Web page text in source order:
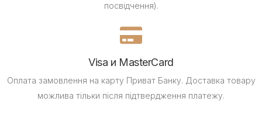
посвідчення).
Visa и MasterCard
Оплата замовлення на карту Приват Банку. Доставка товару
можлива тільки після підтвердження платежу.